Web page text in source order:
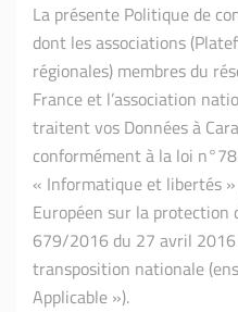
La présente Politique de
dont les associations
régionales) membres du
France et l’association
traitent vos Données à
conformément à la loi
« Informatique et libertés
Européen sur la protection
679/2016 du 27 avril
transposition nationale
Applicable »).